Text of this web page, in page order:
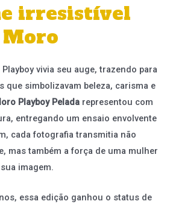
irresistível
Moro
vivia seu auge, trazendo para
que simbolizavam beleza, carisma e
Playboy Pelada representou com
entregando um ensaio envolvente
cada fotografia transmitia não
mas também a força de uma mulher
imagem.
essa edição ganhou o status de